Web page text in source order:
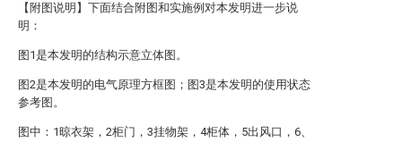
【附图说明】下面结合附图和实施例对本发明进一步说
明：
图1是本发明的结构示意立体图。
图2是本发明的电气原理方框图；图3是本发明的使用状态
参考图。
图中：1晾衣架，2柜门，3挂物架，4柜体，5出风口，6、